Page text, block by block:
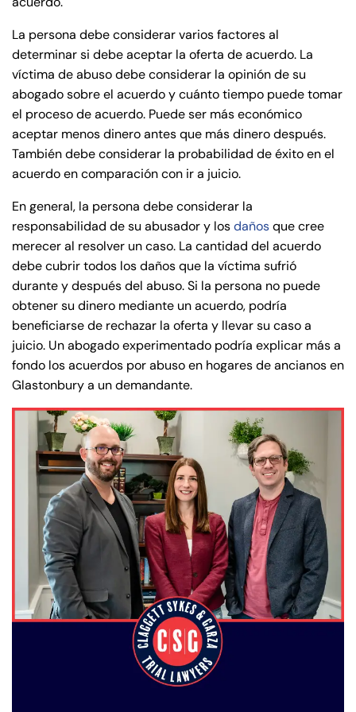
La persona debe considerar varios factores al
determinar si debe aceptar la oferta de acuerdo. La
víctima de abuso debe considerar la opinión de su
abogado sobre el acuerdo y cuánto tiempo puede tomar
el proceso de acuerdo. Puede ser más económico
aceptar menos dinero antes que más dinero después.
También debe considerar la probabilidad de éxito en el
acuerdo en comparación con ir a juicio.
En general, la persona debe considerar la
responsabilidad de su abusador y losdañosque cree
merecer al resolver un caso. La cantidad del acuerdo
debe cubrir todos los daños que la víctima sufrió
durante y después del abuso. Si la persona no puede
obtener su dinero mediante un acuerdo, podría
beneficiarse de rechazar la oferta y llevar su caso a
juicio. Un abogado experimentado podría explicar más a
fondo los acuerdos por abuso en hogares de ancianos en
Glastonbury a un demandante.
Farmington - Hours
Answering Service
Office Hours
Enfield - Hours
Answering Service
Office Hours